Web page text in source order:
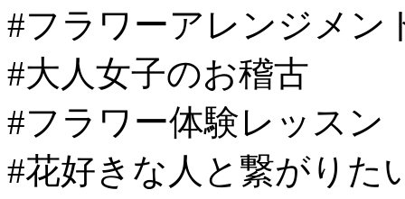
#フラワーアレンジメン
#大人女子のお稽古
#フラワー体験レッスン
#花好きな人と繋がりた